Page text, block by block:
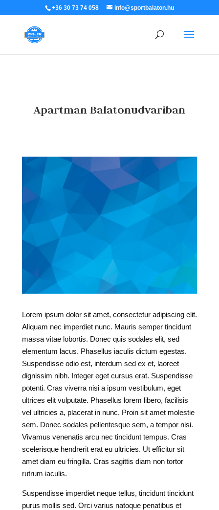
+36 30 73 74 058 info@sportbalaton.hu
Apartman Balatonudvariban
Lorem ipsum dolor sit amet, consectetur adipiscing elit.
Aliquam nec imperdiet nunc. Mauris semper tincidunt
massa vitae lobortis. Donec quis sodales elit, sed
elementum lacus. Phasellus iaculis dictum egestas.
Suspendisse odio est, interdum sed ex et, laoreet
dignissim nibh. Integer eget cursus erat. Suspendisse
potenti. Cras viverra nisi a ipsum vestibulum, eget
ultrices elit vulputate. Phasellus lorem libero, facilisis
vel ultricies a, placerat in nunc. Proin sit amet molestie
sem. Donec sodales pellentesque sem, a tempor nisi.
Vivamus venenatis arcu nec tincidunt tempus. Cras
scelerisque hendrerit erat eu ultricies. Ut efficitur sit
amet diam eu fringilla. Cras sagittis diam non tortor
rutrum iaculis.
Suspendisse imperdiet neque tellus, tincidunt tincidunt
purus mollis sed. Orci varius natoque penatibus et